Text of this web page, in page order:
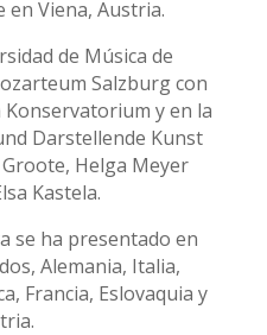
en Viena, Austria.
de Música de
Salzburg con
y en la
Darstellende Kunst
Helga Meyer
Kastela.
se ha presentado en
Alemania, Italia,
Francia, Eslovaquia y